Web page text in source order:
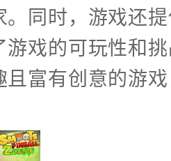
同时，游戏还
戏的可玩性和
富有创意的游